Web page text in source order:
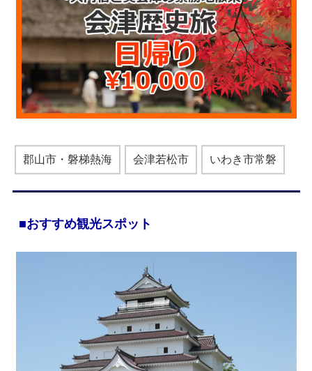
郡山市・磐梯熱海 会津若松市 いわき市常磐
■おすすめ観光スポット